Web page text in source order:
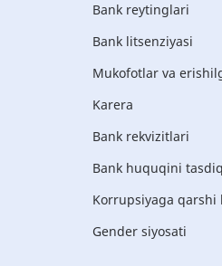
Bank reytinglari
Bank litsenziyasi
Mukofotlar va
Karera
Bank rekvizitlari
Bank huquqini
Korrupsiyaga qarshi
Gender siyosati